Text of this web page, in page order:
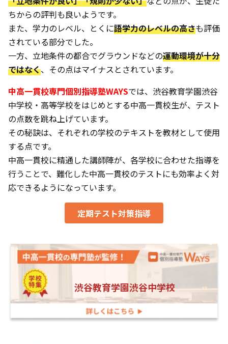
ちからの評判も良いようです。
また、学力のレベル、とくに語学力のレベルの高さも評価
されている部分でした。
一方、立地条件の都合でグラウンドなどの運動環境が十分
ではなく、その点はマイナスとされています。
中高一貫校専門個別指導塾WAYSでは、渋谷教育学園渋谷
中学校・高等学校をはじめとする中高一貫校生が、テスト
の点数を跳ね上げています。
その秘訣は、それぞれの学校のテキストを教材として使用
する点です。
中高一貫校に精通した講師陣が、各学校に合わせた指導を
行うことで、難化した中高一貫校のテストにも効率よく対
応できるようになっています。
定期テスト対策指導
渋谷教育学園渋谷中学校